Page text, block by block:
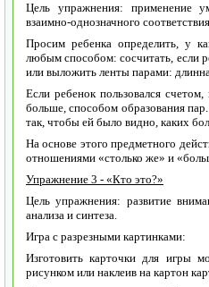
Цель упражнения: применение
взаимно-однозначного
Просим ребенка определить, у
любым способом: сосчитать, если
или выложить ленты парами:
Если ребенок пользовался
больше, способом образования
так, чтобы ей было видно, каких
На основе этого предметного
отношениями «столько же» и
Упражнение 3 - «Кто это?»
Цель упражнения: развитие
анализа и синтеза.
Игра с разрезными картинками:
Изготовить карточки для игры
рисунком или наклеив на картон